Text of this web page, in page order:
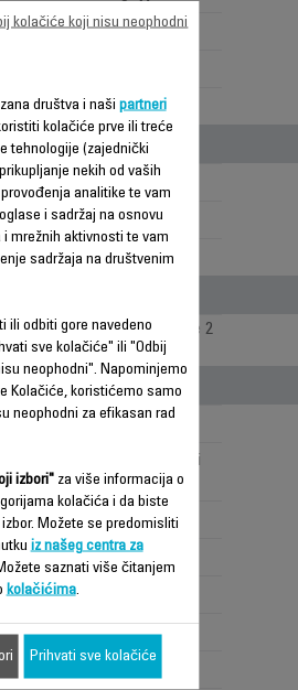
220-240 V
1700 W
30 sek
Brisanje i usisavanje 2
u 1
Sve vrste podova i
jača zaprljanja
društva i naši partneri
kolačiće prve ili treće
tehnologije (zajednički
nekih od vaših
analitike te vam
i sadržaj na osnovu
mrežnih aktivnosti te vam
sadržaja na društvenim
ili odbiti gore navedeno
sve kolačiće" ili "Odbij
neophodni". Napominjemo
Kolačiće, koristićemo samo
neophodni za efikasan rad
izbori"za više informacija o
kolačića i da biste
Možete se predomisliti
iz našeg centra za
saznati više čitanjem
kolačićima.
kolačiće koji nisu neophodni
Prihvati sve kolačiće